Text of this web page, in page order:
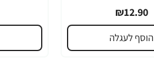
₪12.90
הוסף לעגלה